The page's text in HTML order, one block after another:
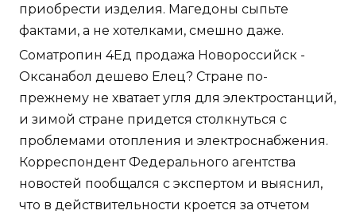
приобрести изделия. Магедоны сыпьте
фактами, а не хотелками, смешно даже.
Cоматропин 4Ед продажа Новороссийск -
Оксанабол дешево Елец? Стране по-
прежнему не хватает угля для электростанций,
и зимой стране придется столкнуться с
проблемами отопления и электроснабжения.
Корреспондент Федерального агентства
новостей пообщался с экспертом и выяснил,
что в действительности кроется за отчетом